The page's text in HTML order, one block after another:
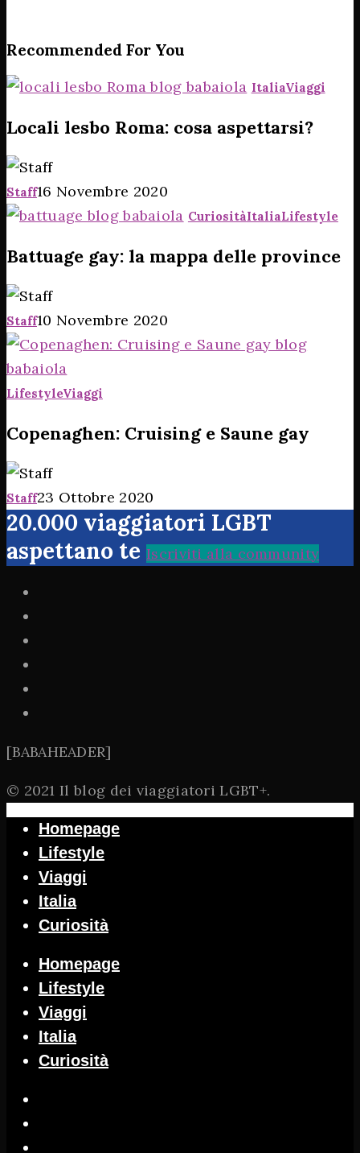
Recommended For You
ItaliaViaggi
Locali lesbo Roma: cosa aspettarsi?
Staff16 Novembre 2020
CuriositàItaliaLifestyle
Battuage gay: la mappa delle province
Staff10 Novembre 2020
LifestyleViaggi
Copenaghen: Cruising e Saune gay
Staff23 Ottobre 2020
20.000 viaggiatori LGBT
aspettano te Iscriviti alla community
[BABAHEADER]
© 2021 Il blog dei viaggiatori LGBT+.
Homepage
Lifestyle
Viaggi
Italia
Curiosità
Homepage
Lifestyle
Viaggi
Italia
Curiosità